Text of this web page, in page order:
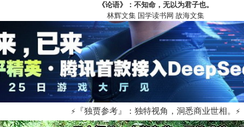
《论语》：不知命，无以为君子也。
林辉文集 国学读书网 故海文集
⚡ 『独贾参考』：独特视角，洞悉商业世相。 ⚡